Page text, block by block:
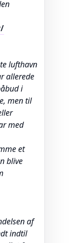
lufthavn
allerede
i
men til
med
et
blive
af
indtil